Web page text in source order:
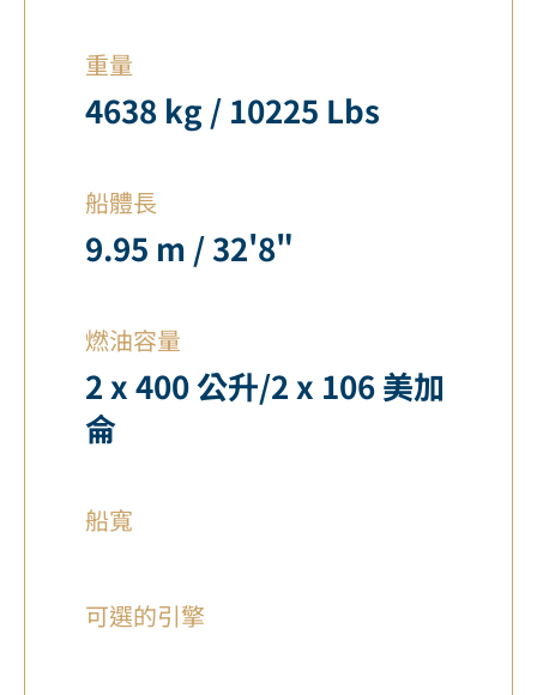
重量
4638 kg / 10225 Lbs
船體長
9.95 m / 32'8"
燃油容量
2 x 400 公升/2 x 106 美加
侖
船寬
可選的引擎